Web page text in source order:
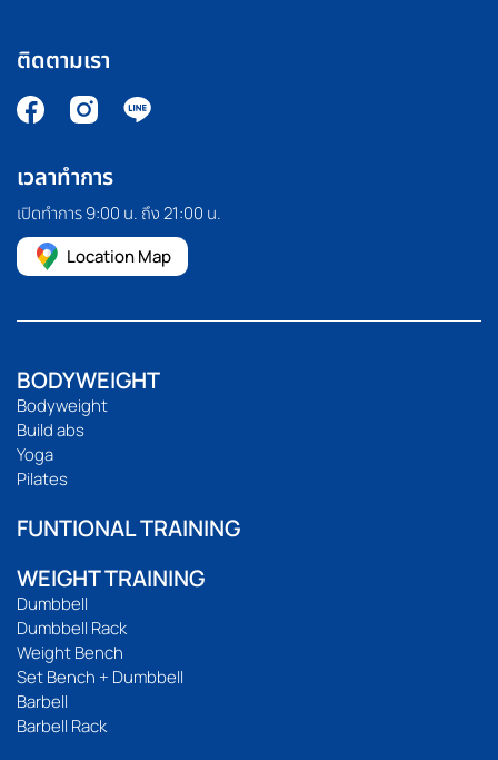
ติดตามเรา
เวลาทำการ
เปิดทำการ 9:00 น. ถึง 21:00 น.
Location Map
BODYWEIGHT
Bodyweight
Build abs
Yoga
Pilates
FUNTIONAL TRAINING
WEIGHT TRAINING
Dumbbell
Dumbbell Rack
Weight Bench
Set Bench + Dumbbell
Barbell
Barbell Rack